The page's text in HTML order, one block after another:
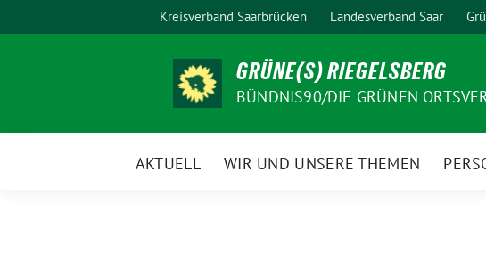
zum
Kreisverband Saarbrücken Landesverband Saar
GRÜNE(S) RIEGELSBERG
BÜNDNIS90/DIE GRÜNEN
AKTUELL WIR UND UNSERE THEMEN